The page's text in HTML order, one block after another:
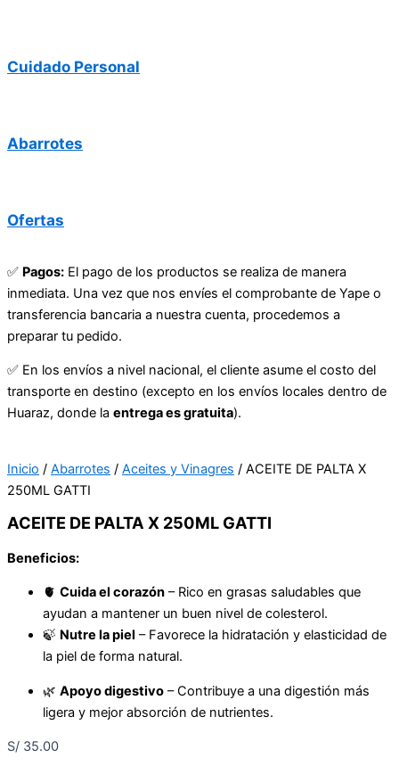
Cuidado Personal
Abarrotes
Ofertas
✅ Pagos: El pago de los productos se realiza de manera
inmediata. Una vez que nos envíes el comprobante de Yape o
transferencia bancaria a nuestra cuenta, procedemos a
preparar tu pedido.
✅ En los envíos a nivel nacional, el cliente asume el costo del
transporte en destino (excepto en los envíos locales dentro de
Huaraz, donde la entrega es gratuita).
Inicio / Abarrotes / Aceites y Vinagres / ACEITE DE PALTA X
250ML GATTI
ACEITE DE PALTA X 250ML GATTI
Beneficios:
🫀 Cuida el corazón – Rico en grasas saludables que
ayudan a mantener un buen nivel de colesterol.
🍃 Nutre la piel – Favorece la hidratación y elasticidad de
la piel de forma natural.
🌿 Apoyo digestivo – Contribuye a una digestión más
ligera y mejor absorción de nutrientes.
S/ 35.00